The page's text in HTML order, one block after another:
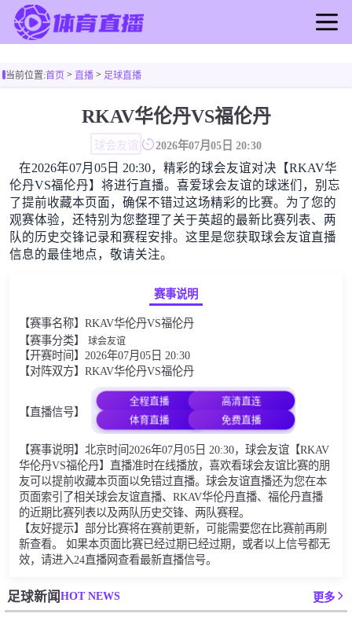
足球直播
足球新闻
篮球新闻
当前位置:首页> 直播> 足球直播
RKAV华伦丹VS福伦丹
球会友谊 2026年07月05日 20:30
在2026年07月05日 20:30，精彩的球会友谊对决【RKAV华
伦丹VS福伦丹】将进行直播。喜爱球会友谊的球迷们，别忘
了提前收藏本页面，确保不错过这场精彩的比赛。为了您的
观赛体验，还特别为您整理了关于英超的最新比赛列表、两
队的历史交锋记录和赛程安排。这里是您获取球会友谊直播
信息的最佳地点，敬请关注。
赛事说明
【赛事名称】RKAV华伦丹VS福伦丹
【赛事分类】 球会友谊
【开赛时间】2026年07月05日 20:30
【对阵双方】RKAV华伦丹VS福伦丹
【直播信号】
全程直播 高清直连
体育直播 免费直播
【赛事说明】北京时间2026年07月05日 20:30，球会友谊【RKAV
华伦丹VS福伦丹】直播准时在线播放，喜欢看球会友谊比赛的朋
友可以提前收藏本页面以免错过直播。球会友谊直播还为您在本
页面索引了相关球会友谊直播、RKAV华伦丹直播、福伦丹直播
的近期比赛列表以及两队历史交锋、两队赛程。
【友好提示】部分比赛将在赛前更新，可能需要您在比赛前再刷
新查看。 如果本页面比赛已经过期已经过期，或者以上信号都无
效，请进入24直播网查看最新直播信号。
足球新闻HOT NEWS 更多